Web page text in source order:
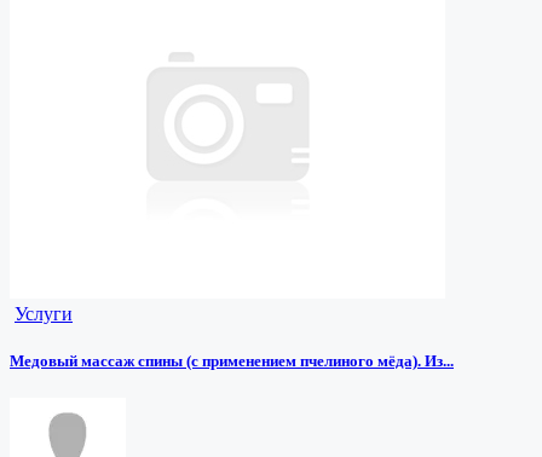
Услуги
Медовый массаж спины (с применением пчелиного мёда). Из...